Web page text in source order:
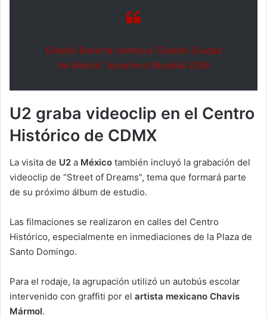
Estadio Banorte cambia a “Estadio Ciudad
de México” durante el Mundial 2026
U2 graba videoclip en el Centro
Histórico de CDMX
La visita de U2 a México también incluyó la grabación del
videoclip de “Street of Dreams”, tema que formará parte
de su próximo álbum de estudio.
Las filmaciones se realizaron en calles del Centro
Histórico, especialmente en inmediaciones de la Plaza de
Santo Domingo.
Para el rodaje, la agrupación utilizó un autobús escolar
intervenido con graffiti por el artista mexicano Chavis
Mármol.